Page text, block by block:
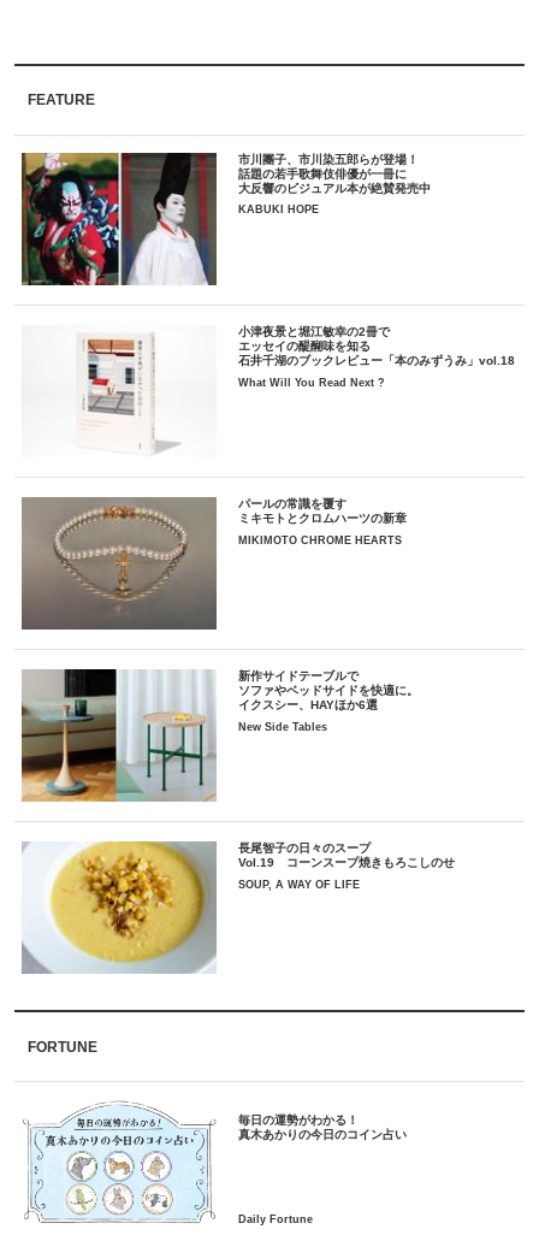
FEATURE
市川團子、市川染五郎らが登場！
話題の若手歌舞伎俳優が一冊に
大反響のビジュアル本が絶賛発売中
KABUKI HOPE
小津夜景と堀江敏幸の2冊で
エッセイの醍醐味を知る
石井千湖のブックレビュー「本のみずうみ」vol.18
What Will You Read Next ?
パールの常識を覆す
ミキモトとクロムハーツの新章
MIKIMOTO CHROME HEARTS
新作サイドテーブルで
ソファやベッドサイドを快適に。
イクスシー、HAYほか6選
New Side Tables
長尾智子の日々のスープ
Vol.19 コーンスープ焼きもろこしのせ
SOUP, A WAY OF LIFE
FORTUNE
毎日の運勢がわかる！